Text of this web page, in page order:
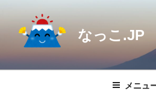
なっこ.JP
メニュ